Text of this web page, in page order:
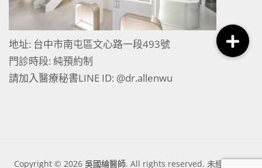
地址: 台中市南屯區文心路一段493號
門診時段: 純預約制
請加入醫療秘書LINE ID: @dr.allenwu
Copyright © 2026 吳國綸醫師. All rights reserved. 未經授權許